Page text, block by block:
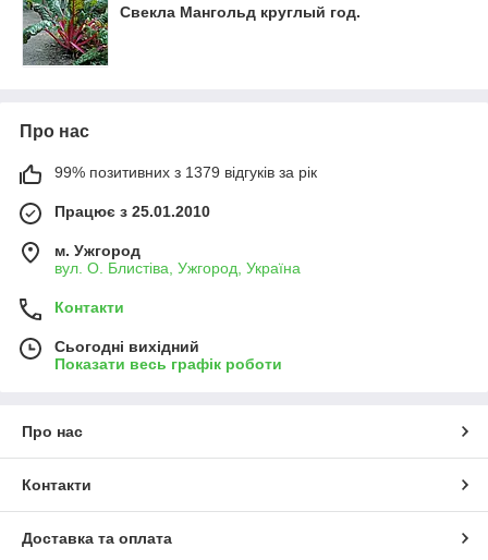
Свекла Мангольд круглый год.
Про нас
99% позитивних з 1379 відгуків за рік
Працює з 25.01.2010
м. Ужгород
вул. О. Блистіва, Ужгород, Україна
Контакти
Сьогодні вихідний
Показати весь графік роботи
Про нас
Контакти
Доставка та оплата